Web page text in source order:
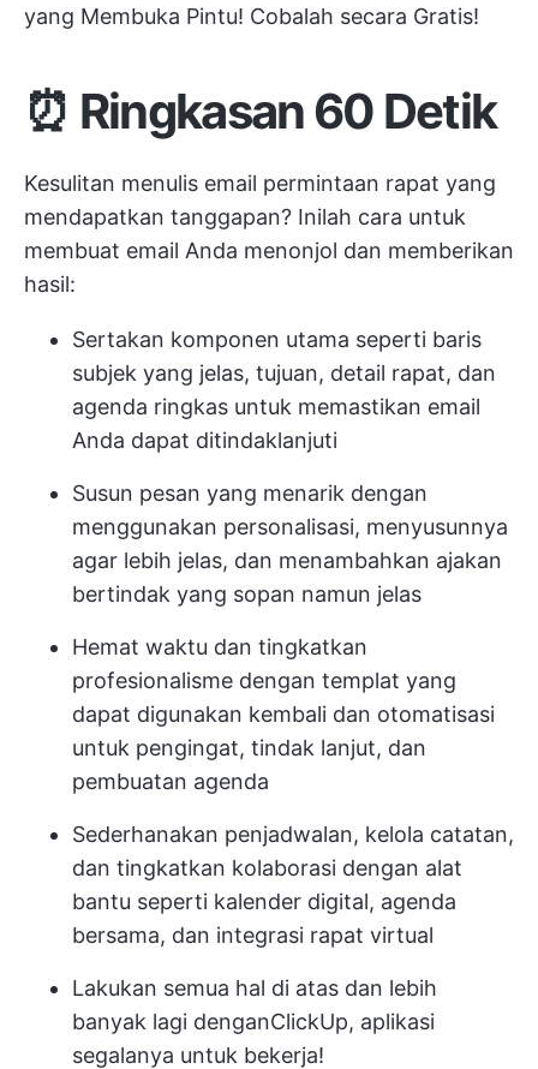
yang Membuka Pintu! Cobalah secara Gratis!
⏰ Ringkasan 60 Detik
Kesulitan menulis email permintaan rapat yang
mendapatkan tanggapan? Inilah cara untuk
membuat email Anda menonjol dan memberikan
hasil:
Sertakan komponen utama seperti baris
subjek yang jelas, tujuan, detail rapat, dan
agenda ringkas untuk memastikan email
Anda dapat ditindaklanjuti
Susun pesan yang menarik dengan
menggunakan personalisasi, menyusunnya
agar lebih jelas, dan menambahkan ajakan
bertindak yang sopan namun jelas
Hemat waktu dan tingkatkan
profesionalisme dengan templat yang
dapat digunakan kembali dan otomatisasi
untuk pengingat, tindak lanjut, dan
pembuatan agenda
Sederhanakan penjadwalan, kelola catatan,
dan tingkatkan kolaborasi dengan alat
bantu seperti kalender digital, agenda
bersama, dan integrasi rapat virtual
Lakukan semua hal di atas dan lebih
banyak lagi denganClickUp, aplikasi
segalanya untuk bekerja!